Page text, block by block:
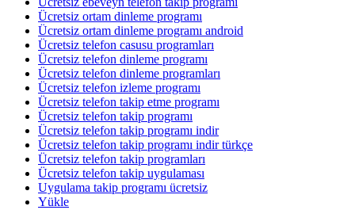
Ücretsiz ortam dinleme programı
Ücretsiz ortam dinleme programı android
Ücretsiz telefon casusu programları
Ücretsiz telefon dinleme programı
Ücretsiz telefon dinleme programları
Ücretsiz telefon izleme programı
Ücretsiz telefon takip etme programı
Ücretsiz telefon takip programı
Ücretsiz telefon takip programı indir
Ücretsiz telefon takip programı indir türkçe
Ücretsiz telefon takip programları
Ücretsiz telefon takip uygulaması
Uygulama takip programı ücretsiz
Yükle